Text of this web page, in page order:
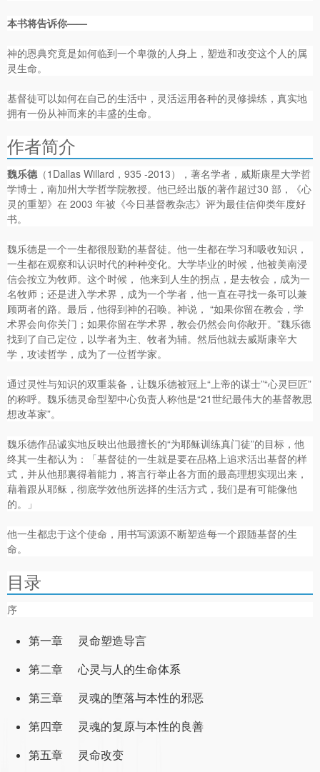
本书将告诉你——
神的恩典究竟是如何临到一个卑微的人身上，塑造和改变这个人的属
灵生命。
基督徒可以如何在自己的生活中，灵活运用各种的灵修操练，真实地
拥有一份从神而来的丰盛的生命。
作者简介
魏乐德（1Dallas Willard，935 -2013），著名学者，威斯康星大学哲
学博士，南加州大学哲学院教授。他已经出版的著作超过30 部，《心
灵的重塑》在 2003 年被《今日基督教杂志》评为最佳信仰类年度好
书。
魏乐德是一个一生都很殷勤的基督徒。他一生都在学习和吸收知识，
一生都在观察和认识时代的种种变化。大学毕业的时候，他被美南浸
信会按立为牧师。这个时候， 他来到人生的拐点，是去牧会，成为一
名牧师；还是进入学术界，成为一个学者，他一直在寻找一条可以兼
顾两者的路。最后，他得到神的召唤。神说， “如果你留在教会，学
术界会向你关门；如果你留在学术界，教会仍然会向你敞开。”魏乐德
找到了自己定位，以学者为主、牧者为辅。然后他就去威斯康辛大
学，攻读哲学，成为了一位哲学家。
通过灵性与知识的双重装备，让魏乐德被冠上“上帝的谋士”“心灵巨匠”
的称呼。魏乐德灵命型塑中心负责人称他是“21世纪最伟大的基督教思
想改革家”。
魏乐德作品诚实地反映出他最擅长的“为耶稣训练真门徒”的目标，他
终其一生都认为：「基督徒的一生就是要在品格上追求活出基督的样
式，并从他那裏得着能力，将言行举止各方面的最高理想实现出来，
藉着跟从耶稣，彻底学效他所选择的生活方式，我们是有可能像他
的。」
他一生都忠于这个使命，用书写源源不断塑造每一个跟随基督的生
命。
目录
序
第一章 灵命塑造导言
第二章 心灵与人的生命体系
第三章 灵魂的堕落与本性的邪恶
第四章 灵魂的复原与本性的良善
第五章 灵命改变